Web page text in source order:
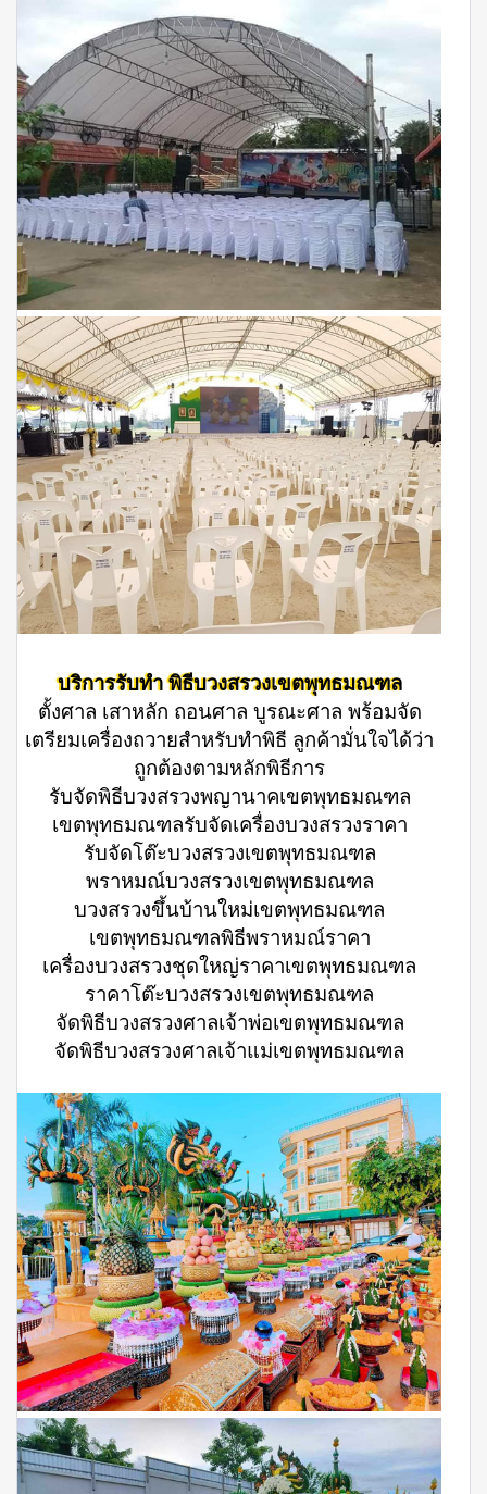
บริการรับทำ พิธีบวงสรวงเขตพุทธมณฑล
ตั้งศาล เสาหลัก ถอนศาล บูรณะศาล พร้อมจัด
เตรียมเครื่องถวายสำหรับทำพิธี ลูกค้ามั่นใจได้ว่า
ถูกต้องตามหลักพิธีการ
รับจัดพิธีบวงสรวงพญานาคเขตพุทธมณฑล
เขตพุทธมณฑลรับจัดเครื่องบวงสรวงราคา
รับจัดโต๊ะบวงสรวงเขตพุทธมณฑล
พราหมณ์บวงสรวงเขตพุทธมณฑล
บวงสรวงขึ้นบ้านใหม่เขตพุทธมณฑล
เขตพุทธมณฑลพิธีพราหมณ์ราคา
เครื่องบวงสรวงชุดใหญ่ราคาเขตพุทธมณฑล
ราคาโต๊ะบวงสรวงเขตพุทธมณฑล
จัดพิธีบวงสรวงศาลเจ้าพ่อเขตพุทธมณฑล
จัดพิธีบวงสรวงศาลเจ้าแม่เขตพุทธมณฑล